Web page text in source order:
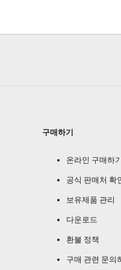
구매하기
온라인 구매하
공식 판매처 확
보유제품 관리
다운로드
환불 정책
구매 관련 문의